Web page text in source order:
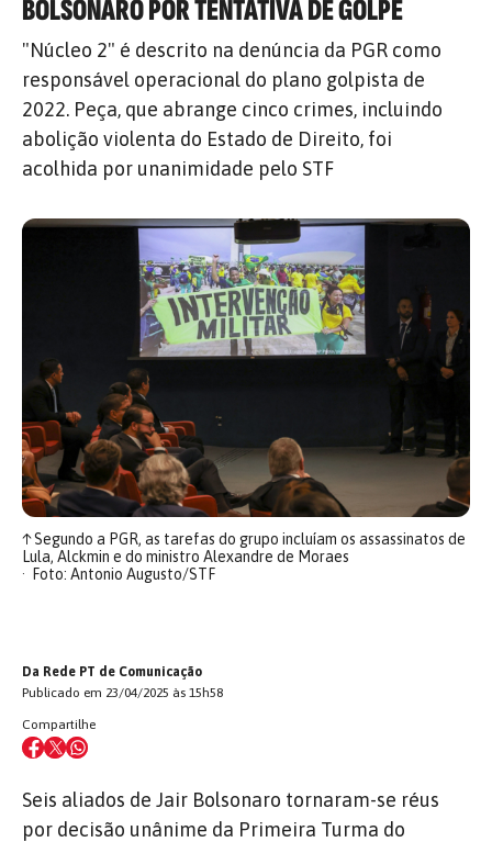
BOLSONARO POR TENTATIVA DE GOLPE
"Núcleo 2" é descrito na denúncia da PGR como
responsável operacional do plano golpista de
2022. Peça, que abrange cinco crimes, incluindo
abolição violenta do Estado de Direito, foi
acolhida por unanimidade pelo STF
↑Segundo a PGR, as tarefas do grupo incluíam os assassinatos de
Lula, Alckmin e do ministro Alexandre de Moraes
Foto: Antonio Augusto/STF
Da Rede PT de Comunicação
Publicado em 23/04/2025 às 15h58
Compartilhe
Seis aliados de Jair Bolsonaro tornaram-se réus
por decisão unânime da Primeira Turma do